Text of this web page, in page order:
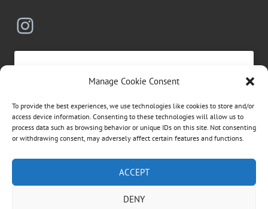
Manage Cookie Consent
To provide the best experiences, we use technologies like cookies to store and/or
access device information. Consenting to these technologies will allow us to
process data such as browsing behavior or unique IDs on this site. Not consenting
or withdrawing consent, may adversely affect certain features and functions.
ACCEPT
DENY
Instagram
enable this content
Suchen